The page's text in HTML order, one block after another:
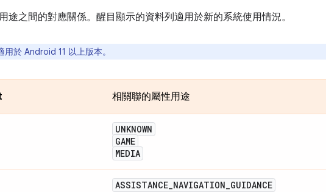
途之間的對應關係。醒目顯示的資料列適用於新的系統使用情況。
用於 Android 11 以上版本。
相關聯的屬性用途
UNKNOWN
GAME
MEDIA
ASSISTANCE_NAVIGATION_GUIDANCE